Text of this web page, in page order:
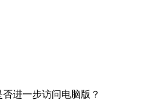
进一步访问电脑版？